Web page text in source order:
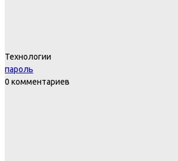
Технологии
пароль
0 комментариев